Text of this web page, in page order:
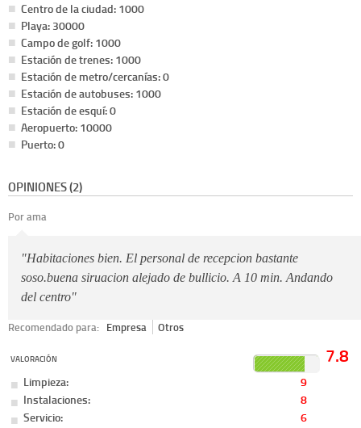
Centro de la ciudad: 1000
Playa: 30000
Campo de golf: 1000
Estación de trenes: 1000
Estación de metro/cercanías: 0
Estación de autobuses: 1000
Estación de esquí: 0
Aeropuerto: 10000
Puerto: 0
OPINIONES (2)
Por ama
"Habitaciones bien. El personal de recepcion bastante
soso.buena siruacion alejado de bullicio. A 10 min. Andando
del centro"
Recomendado para: Empresa Otros
VALORACIÓN 7.8
Limpieza:
9
Instalaciones:
8
Servicio:
6